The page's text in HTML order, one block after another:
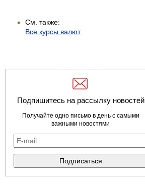
См. также:
Все курсы валют
Подпишитесь на рассылку новостей
Получайте одно письмо в день с самыми
важными новостями